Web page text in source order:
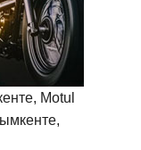
Motul